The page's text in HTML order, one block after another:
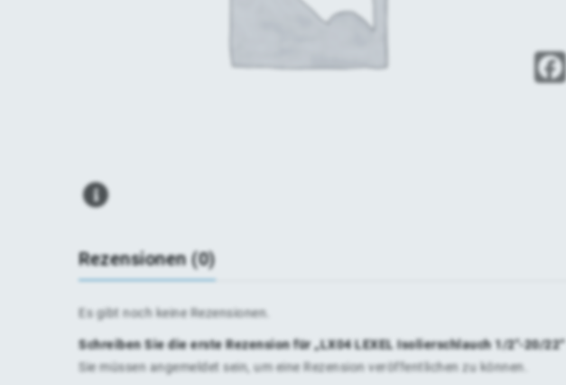
Rezensionen (0)
Es gibt noch keine Rezensionen.
Schreiben Sie die erste Rezension für „LX04 LEXEL Isolierschlauch 1/2″-20/22“
Sie müssen angemeldet sein, um eine Rezension veröffentlichen zu können.